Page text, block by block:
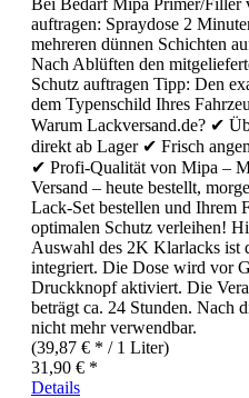
auftragen: Spraydose 2
mehreren dünnen Schichten
Nach Ablüften den
Schutz auftragen Tipp: Den
dem Typenschild Ihres
Warum Lackversand.de? ✔
direkt ab Lager ✔ Frisch
✔ Profi-Qualität von Mipa –
Versand – heute bestellt,
Lack-Set bestellen und Ihrem
optimalen Schutz verleihen!
Auswahl des 2K Klarlacks ist
integriert. Die Dose wird vor
Druckknopf aktiviert. Die
beträgt ca. 24 Stunden. Nach
nicht mehr verwendbar.
(39,87 € * / 1 Liter)
31,90 € *
Details